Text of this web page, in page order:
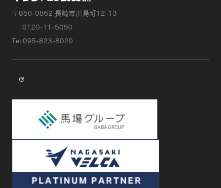
〒850-0862 長崎市出島町12-13
0120-11-5050
Tel.095-823-8020